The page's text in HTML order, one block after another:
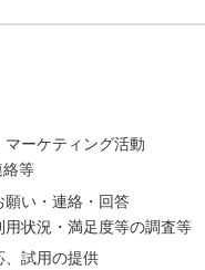
ーケティング活動
絡等
願い・連絡・回答
状況・満足度等の調査等
、試用の提供